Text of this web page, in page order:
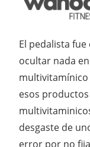
El pedalista
ocultar nada
multivitamínico
esos
desgaste de
error por no